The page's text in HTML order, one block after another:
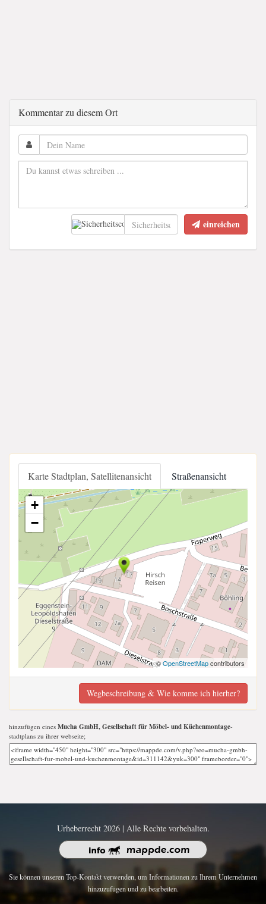
Kommentar zu diesem Ort
einreichen
Karte Stadtplan, Satellitenansicht Straßenansicht
+
−
©OpenStreetMapcontributors
Wegbeschreibung & Wie komme ich hierher?
hinzufügen eines Mucha GmbH, Gesellschaft für Möbel- und Küchenmontage-
stadtplans zu ihrer webseite;
Urheberrecht 2026 | Alle Rechte vorbehalten.
Sie können unseren Top-Kontakt verwenden, um Informationen zu Ihrem Unternehmen
hinzuzufügen und zu bearbeiten.